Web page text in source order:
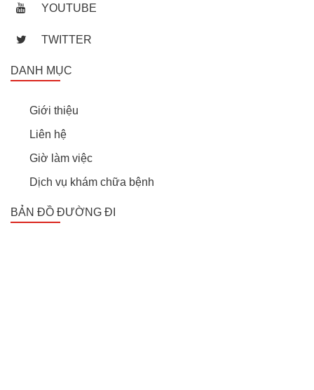
YOUTUBE
TWITTER
DANH MỤC
Giới thiệu
Liên hệ
Giờ làm việc
Dịch vụ khám chữa bệnh
BẢN ĐỒ ĐƯỜNG ĐI